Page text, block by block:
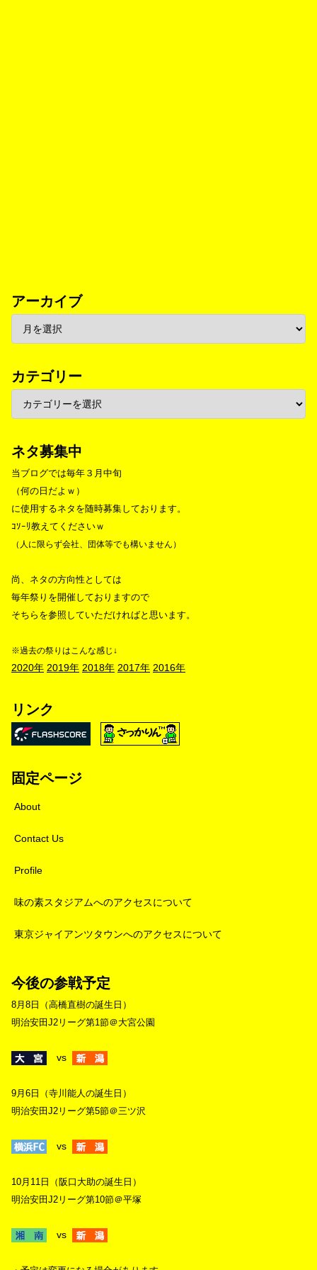
アーカイブ
カテゴリー
ネタ募集中
当ブログでは毎年３月中旬
（何の日だよｗ）
に使用するネタを随時募集しております。
ｺｿｰﾘ教えてくださいｗ
（人に限らず会社、団体等でも構いません）
尚、ネタの方向性としては
毎年祭りを開催しておりますので
そちらを参照していただければと思います。
※過去の祭りはこんな感じ↓
2020年 2019年 2018年 2017年 2016年
リンク
固定ページ
About
Contact Us
Profile
味の素スタジアムへのアクセスについて
東京ジャイアンツタウンへのアクセスについて
今後の参戦予定
8月8日（高橋直樹の誕生日）
明治安田J2リーグ第1節＠大宮公園
vs
9月6日（寺川能人の誕生日）
明治安田J2リーグ第5節＠三ツ沢
vs
10月11日（阪口大助の誕生日）
明治安田J2リーグ第10節＠平塚
vs